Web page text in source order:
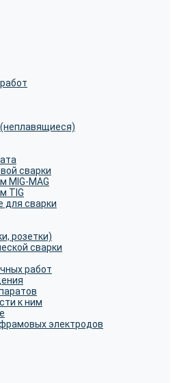
сварки
MIG-MAG
TIG
для сварки
розетки)
сварки
работ
к ним
электродов